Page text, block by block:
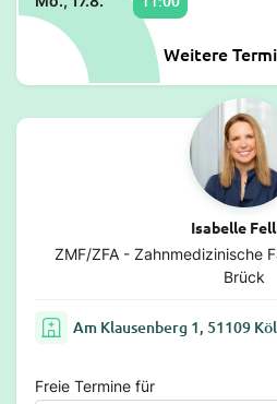
Weitere
Isabelle
ZMF/ZFA - Zahnmedizinische
Brück
Am Klausenberg 1, 51109
Freie Termine für